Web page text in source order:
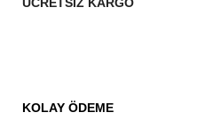
KOLAY ÖDEME